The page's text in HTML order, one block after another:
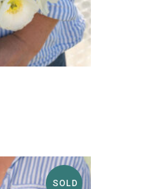
SOLD